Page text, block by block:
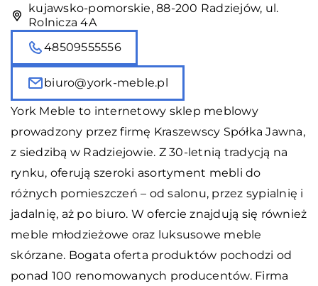
kujawsko-pomorskie, 88-200 Radziejów, ul.
Rolnicza 4A
48509555556
biuro@york-meble.pl
York Meble to internetowy sklep meblowy
prowadzony przez firmę Kraszewscy Spółka Jawna,
z siedzibą w Radziejowie. Z 30-letnią tradycją na
rynku, oferują szeroki asortyment mebli do
różnych pomieszczeń – od salonu, przez sypialnię i
jadalnię, aż po biuro. W ofercie znajdują się również
meble młodzieżowe oraz luksusowe meble
skórzane. Bogata oferta produktów pochodzi od
ponad 100 renomowanych producentów. Firma